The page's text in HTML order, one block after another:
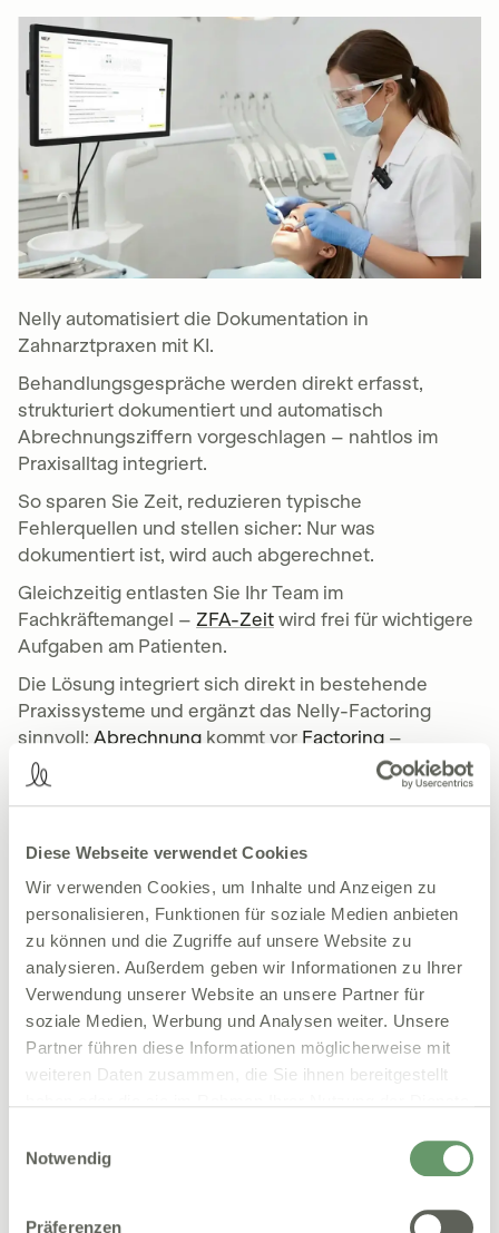
Diese Webseite verwendet Cookies
Wir verwenden Cookies, um Inhalte und Anzeigen zu
personalisieren, Funktionen für soziale Medien anbieten
zu können und die Zugriffe auf unsere Website zu
analysieren. Außerdem geben wir Informationen zu Ihrer
Verwendung unserer Website an unsere Partner für
soziale Medien, Werbung und Analysen weiter. Unsere
Partner führen diese Informationen möglicherweise mit
weiteren Daten zusammen, die Sie ihnen bereitgestellt
Notwendig
Präferenzen
Nelly automatisiert die Dokumentation in
Zahnarztpraxen mit KI.
Behandlungsgespräche werden direkt erfasst,
strukturiert dokumentiert und automatisch
Abrechnungsziffern vorgeschlagen – nahtlos im
Praxisalltag integriert.
So sparen Sie Zeit, reduzieren typische
Fehlerquellen und stellen sicher: Nur was
dokumentiert ist, wird auch abgerechnet.
Gleichzeitig entlasten Sie Ihr Team im
Fachkräftemangel – ZFA-Zeit wird frei für wichtigere
Aufgaben am Patienten.
Die Lösung integriert sich direkt in bestehende
Praxissysteme und ergänzt das Nelly-Factoring
sinnvoll: Abrechnung kommt vor Factoring –
zusammen entsteht ein durchgängiger, effizienter
Workflow.
einmal ausprobieren?
Jetzt kostenlos auf unserer Webseite testen.